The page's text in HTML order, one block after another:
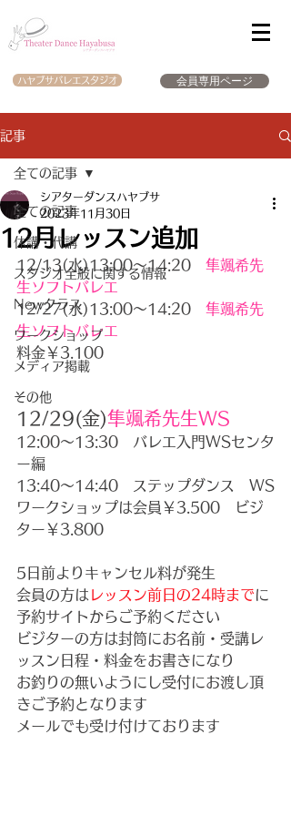
ハヤブサバレエスタジオ 会員専用ページ
記事
全ての記事
休講・代講
スタジオ全般に関する情報
Newクラス
ワークショップ
メディア掲載
その他
全ての記事
12月レッスン追加
シアターダンスハヤブサ
2023年11月30日
12/13(水)13:00～14:20 隼颯希先
生ソフトバレエ
12/27(水)13:00～14:20 隼颯希先
生ソフトバレエ
料金￥3.100
12/29(金)隼颯希先生WS
12:00～13:30　バレエ入門WSセンタ
ー編
13:40～14:40　ステップダンス　WS
ワークショップは会員￥3.500　ビジ
ター￥3.800
5日前よりキャンセル料が発生
会員の方は レッスン前日の24時までに
予約サイトからご予約ください
ビジターの方は封筒にお名前・受講レ
ッスン日程・料金をお書きになり
お釣りの無いようにし受付にお渡し頂
きご予約となります
メールでも受け付けております